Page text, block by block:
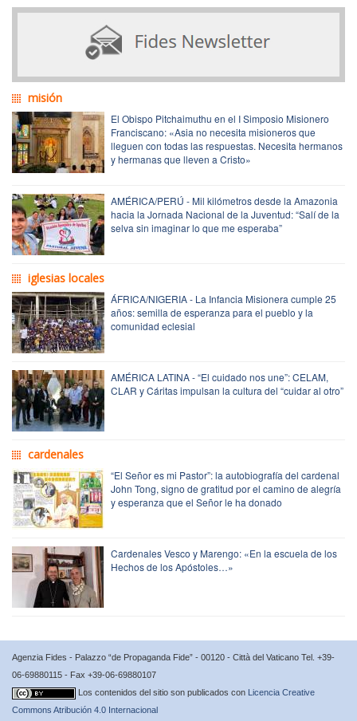
misión
El Obispo Pitchaimuthu en el I Simposio Misionero
Franciscano: «Asia no necesita misioneros que
lleguen con todas las respuestas. Necesita hermanos
y hermanas que lleven a Cristo»
AMÉRICA/PERÚ - Mil kilómetros desde la Amazonia
hacia la Jornada Nacional de la Juventud: “Salí de la
selva sin imaginar lo que me esperaba”
iglesias locales
ÁFRICA/NIGERIA - La Infancia Misionera cumple 25
años: semilla de esperanza para el pueblo y la
comunidad eclesial
AMÉRICA LATINA - “El cuidado nos une”: CELAM,
CLAR y Cáritas impulsan la cultura del “cuidar al otro”
cardenales
“El Señor es mi Pastor”: la autobiografía del cardenal
John Tong, signo de gratitud por el camino de alegría
y esperanza que el Señor le ha donado
Cardenales Vesco y Marengo: «En la escuela de los
Hechos de los Apóstoles…»
Agenzia Fides - Palazzo “de Propaganda Fide” - 00120 - Città del Vaticano Tel. +39-
06-69880115 - Fax +39-06-69880107
Los contenidos del sitio son publicados con Licencia Creative
Commons Atribución 4.0 Internacional